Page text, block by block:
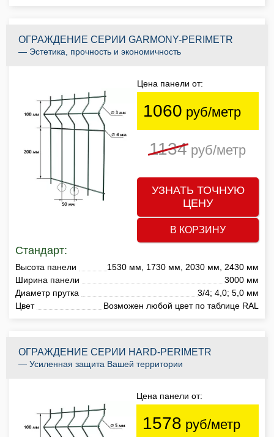
ОГРАЖДЕНИЕ СЕРИИ GARMONY-PERIMETR
— Эстетика, прочность и экономичность
Цена панели от:
1060 руб/метр
1134руб/метр
УЗНАТЬ ТОЧНУЮ
ЦЕНУ
В КОРЗИНУ
Стандарт:
Высота панели
1530 мм, 1730 мм, 2030 мм, 2430 мм
Ширина панели
3000 мм
Диаметр прутка
3/4; 4,0; 5,0 мм
Цвет
Возможен любой цвет по таблице RAL
ОГРАЖДЕНИЕ СЕРИИ HARD-PERIMETR
— Усиленная защита Вашей территории
Цена панели от:
1578 руб/метр